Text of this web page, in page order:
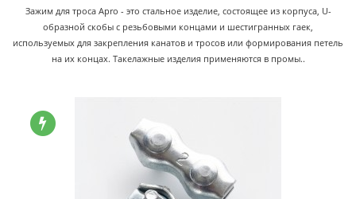
Зажим для троса Apro - это стальное изделие, состоящее из корпуса, U-
образной скобы с резьбовыми концами и шестигранных гаек,
используемых для закрепления канатов и тросов или формирования петель
на их концах. Такелажные изделия применяются в промы..